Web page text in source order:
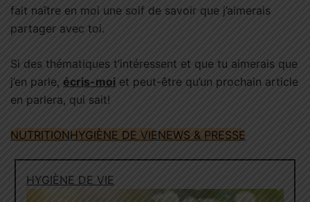
fait naître en moi une soif de savoir que j’aimerais
partager avec toi.
Si des thématiques t’intéressent et que tu aimerais que
j’en parle, écris-moi et peut-être qu’un prochain article
en parlera, qui sait!
NUTRITIONHYGIÈNE DE VIENEWS & PRESSE
HYGIÈNE DE VIE